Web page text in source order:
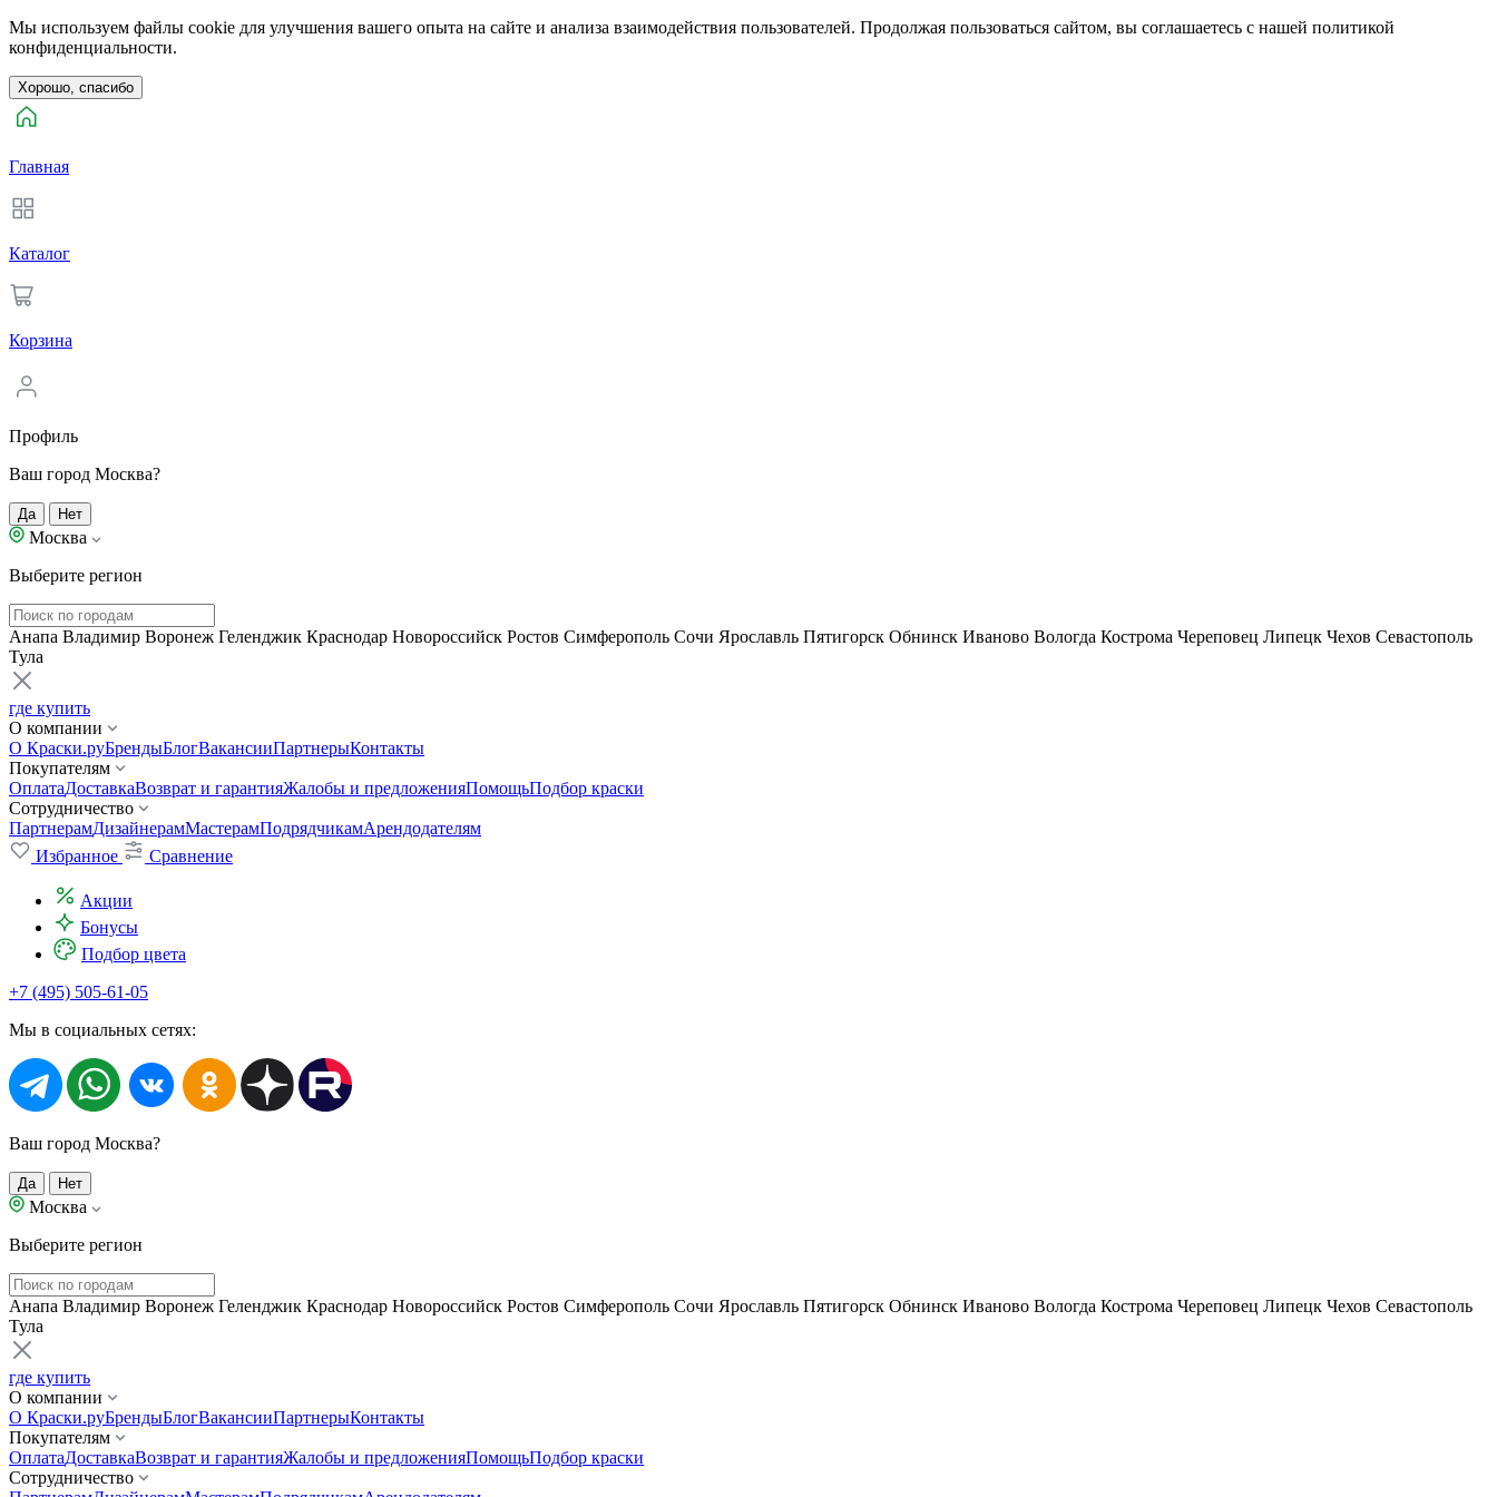
Мы используем файлы cookie для улучшения вашего опыта на сайте и анализа взаимодействия пользователей. Продолжая пользоваться сайтом, вы соглашаетесь с нашей политикой
конфиденциальности.
Хорошо, спасибо
Главная
Каталог
Корзина
Профиль
Ваш город Москва?
Да Нет
Москва
Выберите регион
Анапа Владимир Воронеж Геленджик Краснодар Новороссийск Ростов Симферополь Сочи Ярославль Пятигорск Обнинск Иваново Вологда Кострома Череповец Липецк Чехов Севастополь
Тула
где купить
О компании
О Краски.руБрендыБлогВакансииПартнерыКонтакты
Покупателям
ОплатаДоставкаВозврат и гарантияЖалобы и предложенияПомощьПодбор краски
Сотрудничество
ПартнерамДизайнерамМастерамПодрядчикамАрендодателям
Избранное
Сравнение
Акции
Бонусы
Подбор цвета
+7 (495) 505-61-05
Мы в социальных сетях:
Ваш город Москва?
Да Нет
Москва
Выберите регион
Анапа Владимир Воронеж Геленджик Краснодар Новороссийск Ростов Симферополь Сочи Ярославль Пятигорск Обнинск Иваново Вологда Кострома Череповец Липецк Чехов Севастополь
Тула
где купить
О компании
О Краски.руБрендыБлогВакансииПартнерыКонтакты
Покупателям
ОплатаДоставкаВозврат и гарантияЖалобы и предложенияПомощьПодбор краски
Сотрудничество